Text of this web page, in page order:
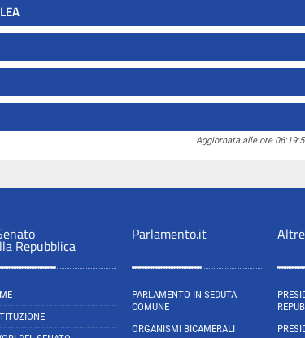
Aggiornata alle ore
Repubblica
Parlamento.it
PARLAMENTO IN SEDUTA
COMUNE
ORGANISMI BICAMERALI